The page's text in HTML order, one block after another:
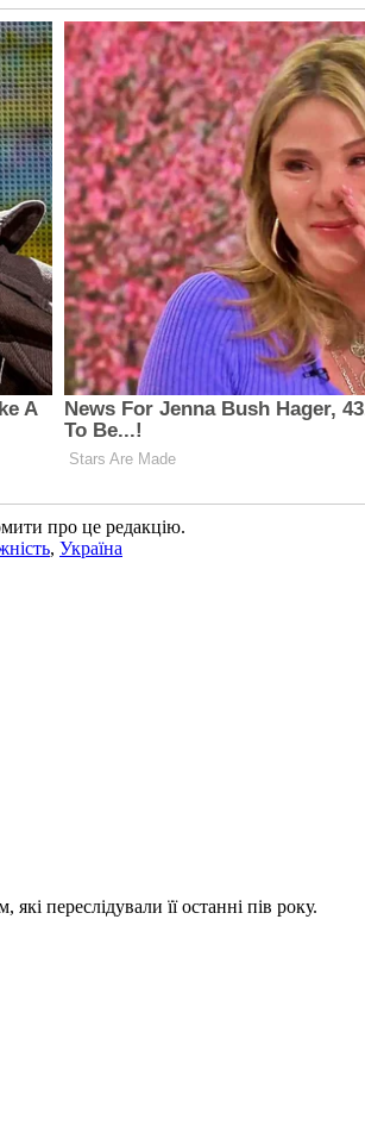
про це редакцію.
, Україна
переслідували її останні пів року.